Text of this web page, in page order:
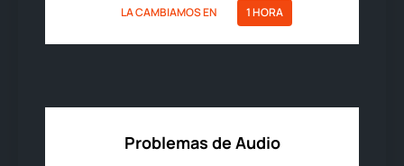
LA CAMBIAMOS EN 1 HORA
Problemas de Audio